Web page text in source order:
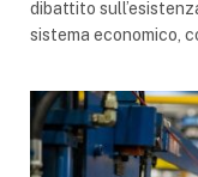
dibattito
sistema economico,